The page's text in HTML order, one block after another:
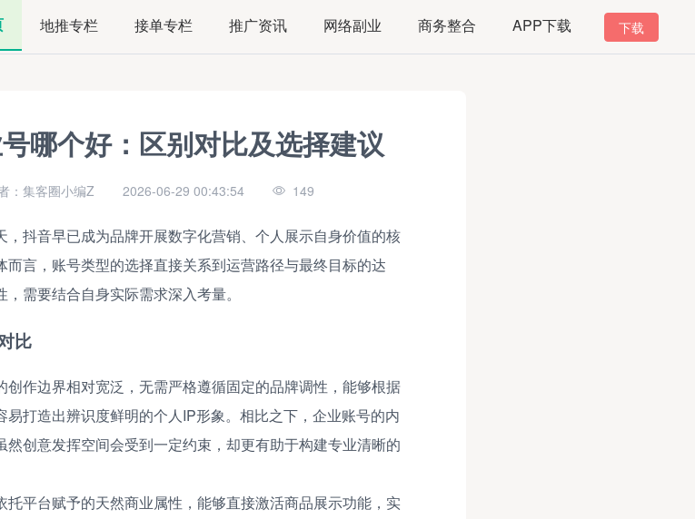
地推专栏 接单专栏 推广资讯 网络副业 商务整合 APP下载 下载
哪个好：区别对比及选择建议
：集客圈小编Z 2026-06-29 00:43:54 149
抖音早已成为品牌开展数字化营销、个人展示自身价值的核
言，账号类型的选择直接关系到运营路径与最终目标的达
需要结合自身实际需求深入考量。
比
创作边界相对宽泛，无需严格遵循固定的品牌调性，能够根据
打造出辨识度鲜明的个人IP形象。相比之下，企业账号的内
创意发挥空间会受到一定约束，却更有助于构建专业清晰的
平台赋予的天然商业属性，能够直接激活商品展示功能，实